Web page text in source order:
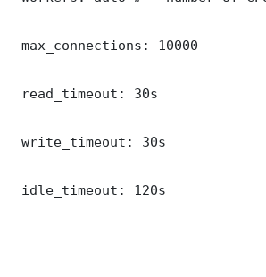
max_connections: 10000
read_timeout: 30s
write_timeout: 30s
idle_timeout: 120s